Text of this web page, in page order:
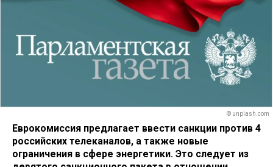
© unplash.com
Еврокомиссия предлагает ввести санкции против 4
российских телеканалов, а также новые
ограничения в сфере энергетики. Это следует из